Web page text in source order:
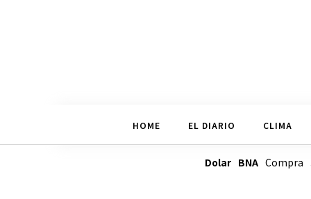
HOME EL DIARIO CLIMA
Dolar BNACompra